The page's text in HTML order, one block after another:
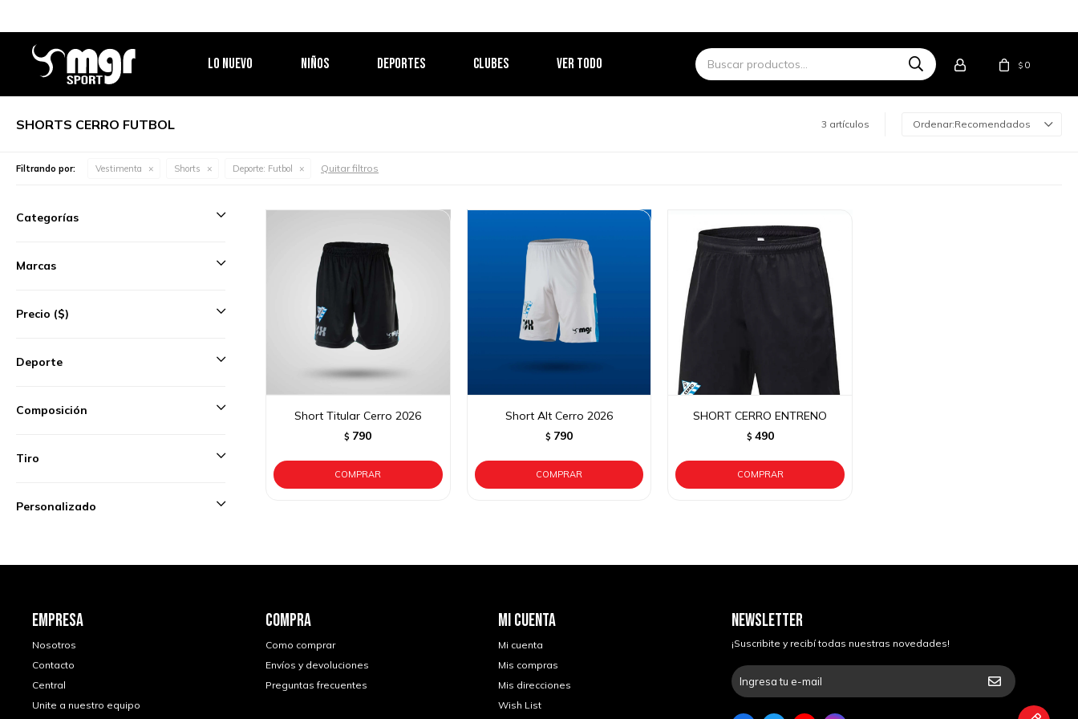
LO NUEVO NIÑOS DEPORTES CLUBES VER TODO $ 0
SHORTS CERRO FUTBOL 3 artículos Recomendados
Filtrando por: Vestimenta Shorts Deporte: Futbol Quitar filtros
Short Titular Cerro 2026
$ 790
Short Alt Cerro 2026
$ 790
SHORT CERRO ENTRENO
$ 490
Categorías
Marcas
Precio ($)
Deporte
Composición
Tiro
Personalizado
EMPRESA
Nosotros
Contacto
Central
Unite a nuestro equipo
COMPRA
Como comprar
Envíos y devoluciones
Preguntas frecuentes
MI CUENTA
Mi cuenta
Mis compras
Mis direcciones
Wish List
NEWSLETTER
¡Suscribite y recibí todas nuestras novedades!